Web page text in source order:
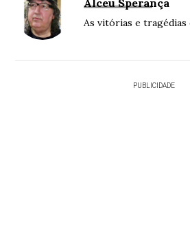
Alceu Sperança
As vitórias e tragédias
PUBLICIDADE